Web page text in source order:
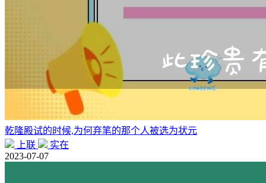
乾隆殿试的时候,为何弃笔的那个人被选为状元
上联
实在
2023-07-07